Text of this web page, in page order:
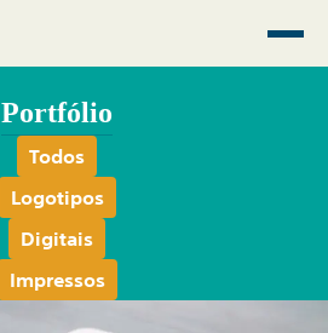
Portfólio
Todos
Logotipos
Digitais
Impressos